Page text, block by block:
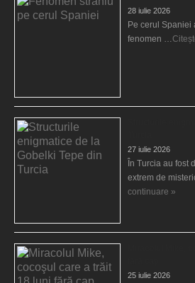
28 iulie 2026
Pe cerul Spaniei
fenomen …
27 iulie 2026
În Turcia au fost
extrem de
continuare »
25 iulie 2026